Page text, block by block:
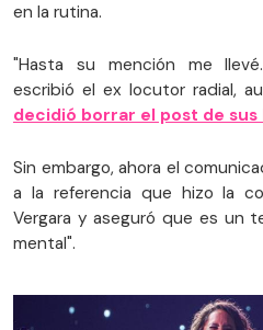
en la rutina.
"Hasta su mención me
escribió el ex locutor radial,
decidió borrar el post de sus
Sin embargo, ahora el
a la referencia que hizo la
Vergara y aseguró que es un
mental".